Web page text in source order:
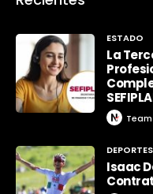
ESTADO
La
DEPORTES
Isaac